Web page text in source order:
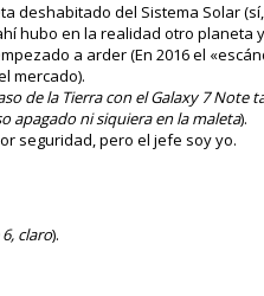
deshabitado del Sistema Solar
hubo en la realidad otro
a arder (En 2016 el
mercado).
de la Tierra con el Galaxy 7
apagado ni siquiera en la maleta).
seguridad, pero el jefe soy yo.
claro).